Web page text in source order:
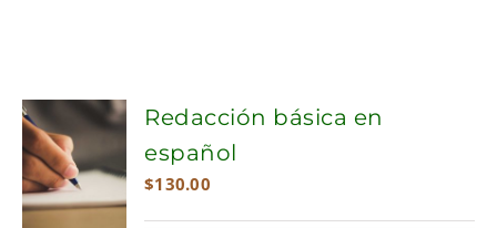
ADD TO
CART
Redacción básica en
español
$130.00